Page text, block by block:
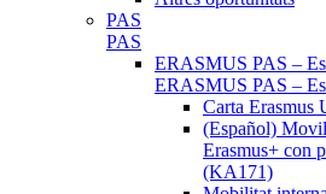
PAS
PAS
ERASMUS PAS –
ERASMUS PAS –
Carta Erasmus
(Español)
Erasmus+ con
(KA171)